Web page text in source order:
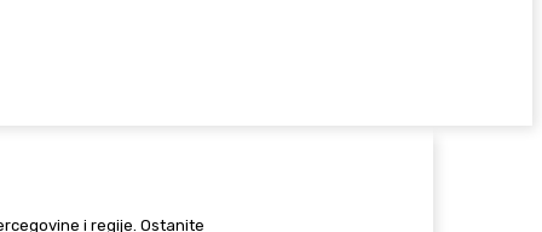
i regije. Ostanite